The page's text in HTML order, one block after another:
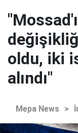
oldu, iki
alındı"
Mepa News >